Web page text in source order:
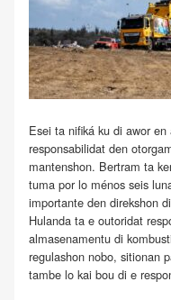
Esei ta nifiká ku di awor
responsabilidat den
mantenshon. Bertram ta
tuma por lo ménos seis
importante den direkshon
Hulanda ta e outoridat
almasenamentu di
regulashon nobo, sitionan
tambe lo kai bou di e